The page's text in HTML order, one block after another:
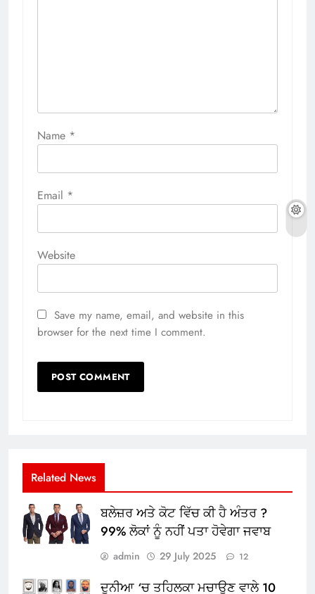
Name *
Email *
Website
Save my name, email, and website in this
browser for the next time I comment.
Related News
ਬਲੇਜ਼ਰ ਅਤੇ ਕੋਟ ਵਿੱਚ ਕੀ ਹੈ ਅੰਤਰ ?
99% ਲੋਕਾਂ ਨੂੰ ਨਹੀਂ ਪਤਾ ਹੋਵੇਗਾ ਜਵਾਬ
admin 29 July 2025 12
ਦੁਨੀਆ ‘ਚ ਤਹਿਲਕਾ ਮਚਾਉਣ ਵਾਲੇ 10